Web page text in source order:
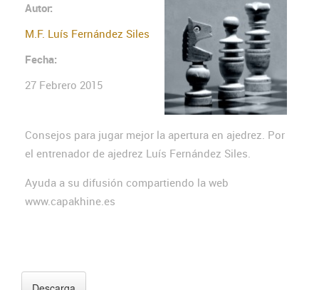
Autor:
M.F. Luís Fernández Siles
Fecha:
27 Febrero 2015
Consejos para jugar mejor la apertura en ajedrez. Por
el entrenador de ajedrez Luís Fernández Siles.
Ayuda a su difusión compartiendo la web
www.capakhine.es